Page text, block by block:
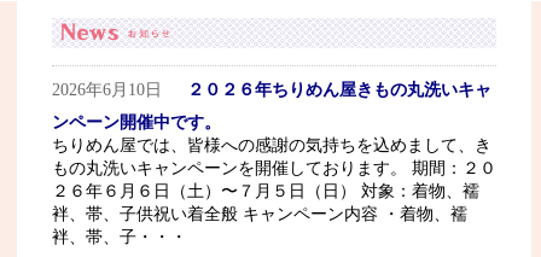
2026年6月10日
２０２６年ちりめん屋きもの丸洗いキャ
ンペーン開催中です。
ちりめん屋では、皆様への感謝の気持ちを込めまして、き
もの丸洗いキャンペーンを開催しております。 期間：２０
２６年６月６日（土）〜７月５日（日） 対象：着物、襦
袢、帯、子供祝い着全般 キャンペーン内容 ・着物、襦
袢、帯、子・・・